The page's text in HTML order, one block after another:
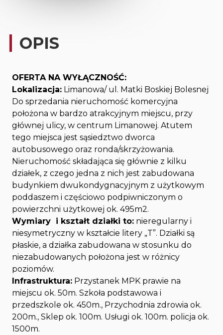
OPIS
OFERTA NA WYŁĄCZNOŚĆ:
Lokalizacja: Limanowa/ ul. Matki Boskiej Bolesnej
Do sprzedania nieruchomość komercyjna
położona w bardzo atrakcyjnym miejscu, przy
głównej ulicy, w centrum Limanowej. Atutem
tego miejsca jest sąsiedztwo dworca
autobusowego oraz ronda/skrzyżowania.
Nieruchomość składająca się głównie z kilku
działek, z czego jedna z nich jest zabudowana
budynkiem dwukondygnacyjnym z użytkowym
poddaszem i częściowo podpiwniczonym o
powierzchni użytkowej ok. 495m2.
Wymiary i kształt działki to: nieregularny i
niesymetryczny w kształcie litery „T”. Działki są
płaskie, a działka zabudowana w stosunku do
niezabudowanych położona jest w różnicy
poziomów.
Infrastruktura: Przystanek MPK prawie na
miejscu ok. 50m. Szkoła podstawowa i
przedszkole ok. 450m., Przychodnia zdrowia ok.
200m., Sklep ok. 100m. Usługi ok. 100m. policja ok.
1500m.